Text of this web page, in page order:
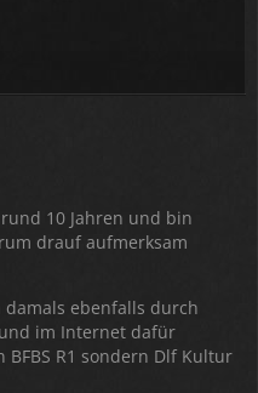
10 Jahren und bin
drauf aufmerksam
ebenfalls durch
im Internet dafür
R1 sondern Dlf Kultur